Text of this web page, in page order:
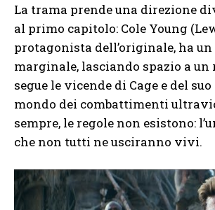
La trama prende una direzione
al primo capitolo: Cole Young
protagonista dell’originale, ha
marginale, lasciando spazio a un
segue le vicende di Cage e del
mondo dei combattimenti
sempre, le regole non esistono:
che non tutti ne usciranno vivi.